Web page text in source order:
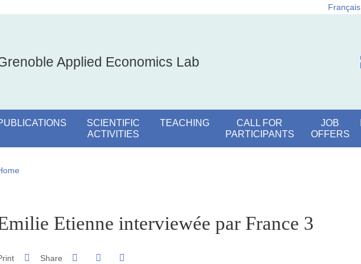
Français
Applied Economics Lab
SCIENTIFIC
ACTIVITIES
TEACHING
CALL FOR
PARTICIPANTS
JOB
OFFERS
Sidebar
Etienne interviewée par France 3
Share Share on Facebook
Share on LinkedIn